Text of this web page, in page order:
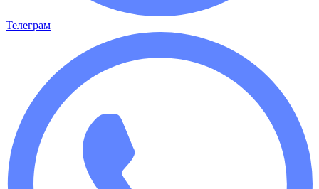
Телеграм